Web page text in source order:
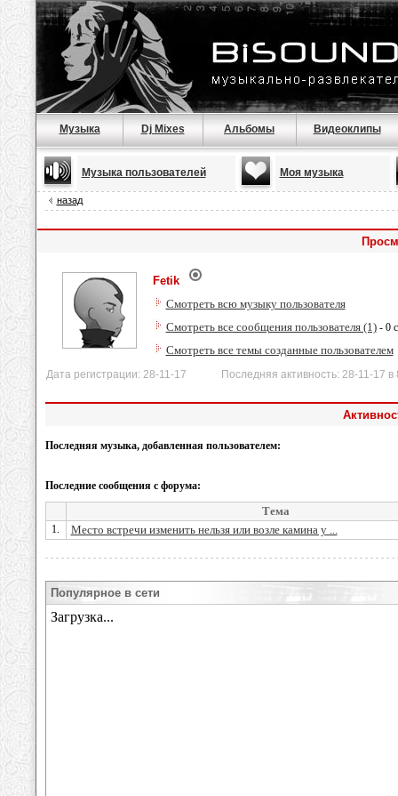
Музыка Dj Mixes Альбомы Видеоклипы
Музыка пользователей Моя музыка
назад
Fetik
Смотреть всю музыку пользователя
Смотреть все сообщения пользователя (1)- 0
Смотреть все темы созданные пользователем
Дата регистрации: 28-11-17 Последняя активность: 28-11-17 в
Последняя музыка, добавленная пользователем:
Последние сообщения с форума:
Тема
1. Место встречи изменить нельзя или возле камина у ...
Популярное в сети